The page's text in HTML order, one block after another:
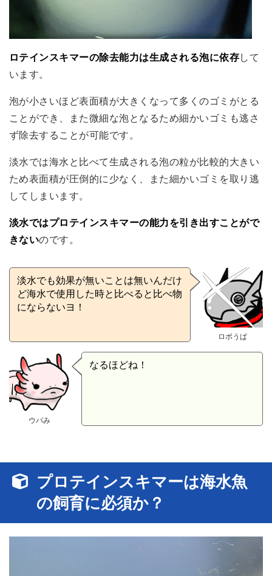
ロテインスキマーの除去能力は生成される泡に依存して
います。
泡が小さいほど表面積が大きくなって多くのゴミがとる
ことができ、また微細な泡となるため細かいゴミも逃さ
ず除去することが可能です。
淡水では海水と比べて生成される泡の粒が比較的大きい
ため表面積が圧倒的に少なく、また細かいゴミを取り逃
してしまいます。
淡水ではプロテインスキマーの能力を引き出すことがで
きないのです。
淡水でも効果が無いことは無いんだけ
ど海水で使用した時と比べると比べ物
にならないヨ！
ロボうぱ
ウパみ
なるほどね！
プロテインスキマーは海水魚
の飼育に必須か？